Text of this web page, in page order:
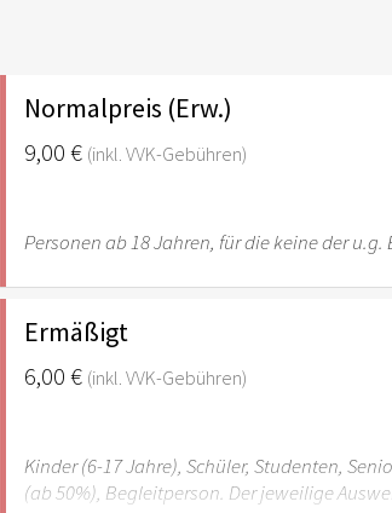
Normalpreis (Erw.)
9,00 € (inkl. VVK-Gebühren)
Personen ab 18 Jahren, für die keine der
Ermäßigt
6,00 € (inkl. VVK-Gebühren)
Kinder (6-17 Jahre), Schüler, Studenten,
(ab 50%), Begleitperson. Der jeweilige